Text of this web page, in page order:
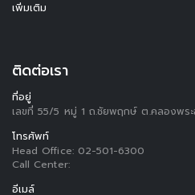
เพิ่มเติม
ติดต่อเรา
ที่อยู่
เลขที่ 55/5 หมู่ 1 ถ.ชัยพฤกษ์ ต.คลองพร
โทรศัพท์
Head Office: 02-501-6300
Call Center:
อีเมล์